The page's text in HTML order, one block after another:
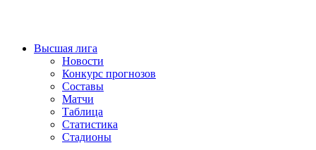
Высшая лига
Новости
Конкурс прогнозов
Составы
Матчи
Таблица
Статистика
Стадионы